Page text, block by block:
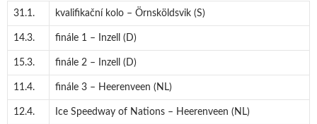
31.1. kvalifikační kolo – Örnsköldsvik (S)
14.3. finále 1 – Inzell (D)
15.3. finále 2 – Inzell (D)
11.4. finále 3 – Heerenveen (NL)
12.4. Ice Speedway of Nations – Heerenveen (NL)